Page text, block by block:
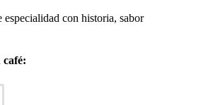
especialidad con historia, sabor
café: